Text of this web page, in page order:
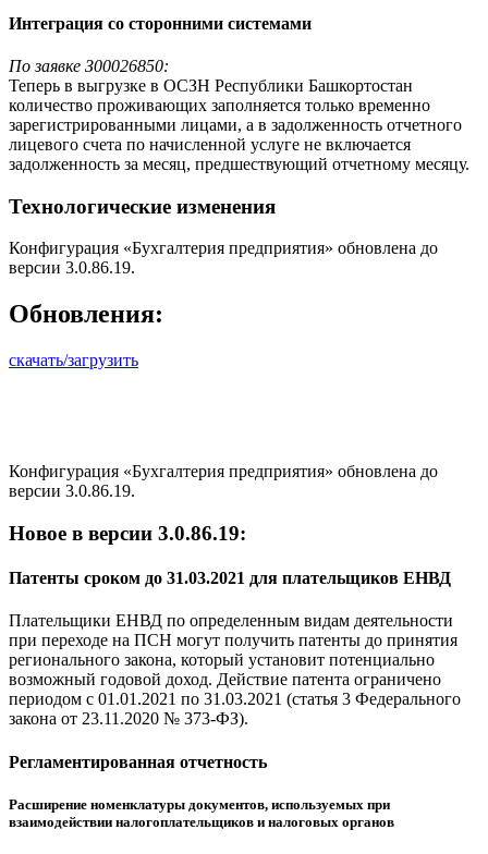
Интеграция со сторонними системами
По заявке З00026850:
Теперь в выгрузке в ОСЗН Республики Башкортостан
количество проживающих заполняется только временно
зарегистрированными лицами, а в задолженность отчетного
лицевого счета по начисленной услуге не включается
задолженность за месяц, предшествующий отчетному месяцу.
Технологические изменения
Конфигурация «Бухгалтерия предприятия» обновлена до
версии 3.0.86.19.
Обновления:
скачать/загрузить
Конфигурация «Бухгалтерия предприятия» обновлена до
версии 3.0.86.19.
Новое в версии 3.0.86.19:
Патенты сроком до 31.03.2021 для плательщиков ЕНВД
Плательщики ЕНВД по определенным видам деятельности
при переходе на ПСН могут получить патенты до принятия
регионального закона, который установит потенциально
возможный годовой доход. Действие патента ограничено
периодом с 01.01.2021 по 31.03.2021 (статья 3 Федерального
закона от 23.11.2020 № 373-ФЗ).
Регламентированная отчетность
Расширение номенклатуры документов, используемых при
взаимодействии налогоплательщиков и налоговых органов